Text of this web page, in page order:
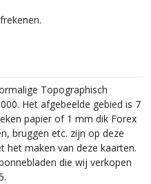
Topographisch
Het afgebeelde gebied is 7
papier of 1 mm dik Forex
bruggen etc. zijn op deze
het maken van deze kaarten.
die wij verkopen